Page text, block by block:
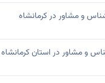
و مشاور در کرمانشاه
و مشاور در استان کرمانشاه